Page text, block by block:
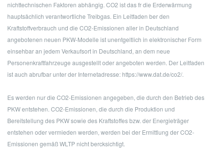
nichttechnischen Faktoren abhängig. CO2 ist das fr die Erderwärmung
hauptsächlich verantwortliche Treibgas. Ein Leitfaden ber den
Kraftstoffverbrauch und die CO2-Emissionen aller in Deutschland
angebotenen neuen PKW-Modelle ist unentgeltlich in elektronischer Form
einsehbar an jedem Verkaufsort in Deutschland, an dem neue
Personenkraftfahrzeuge ausgestellt oder angeboten werden. Der Leitfaden
ist auch abrufbar unter der Internetadresse: https://www.dat.de/co2/.
Es werden nur die CO2-Emissionen angegeben, die durch den Betrieb des
PKW entstehen. CO2-Emissionen, die durch die Produktion und
Bereitstellung des PKW sowie des Kraftstoffes bzw. der Energieträger
entstehen oder vermieden werden, werden bei der Ermittlung der CO2-
Emissionen gemäß WLTP nicht bercksichtigt.